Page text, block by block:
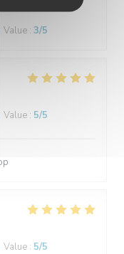
Value : 3/5
Value : 5/5
Value : 5/5